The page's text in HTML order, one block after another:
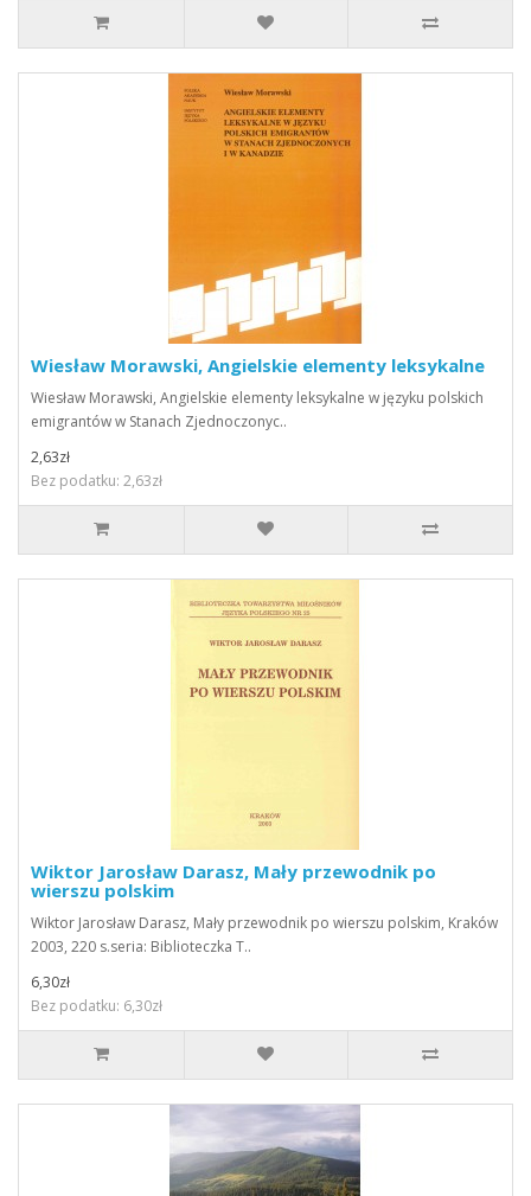
Wiesław Morawski, Angielskie elementy leksykalne
Wiesław Morawski, Angielskie elementy leksykalne w języku polskich
emigrantów w Stanach Zjednoczonyc..
2,63zł
Bez podatku: 2,63zł
Wiktor Jarosław Darasz, Mały przewodnik po
wierszu polskim
Wiktor Jarosław Darasz, Mały przewodnik po wierszu polskim, Kraków
2003, 220 s.seria: Biblioteczka T..
6,30zł
Bez podatku: 6,30zł